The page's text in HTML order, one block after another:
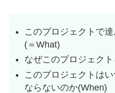
このプロジェクトで
(＝What)
なぜこのプロジェク
このプロジェクトは
ならないのか(When)